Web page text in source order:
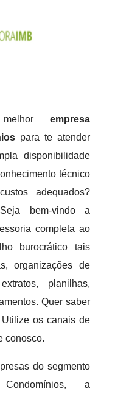
melhor empresa
para te atender
disponibilidade
técnico
adequados?
bem-vindo a
completa ao
burocrático tais
organizações de
planilhas,
Quer saber
os canais de
conosco.
do segmento
a